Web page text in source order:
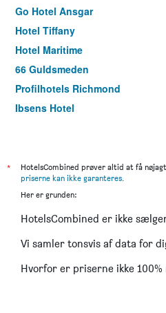
Go Hotel Ansgar
Hotel Tiffany
Hotel Maritime
66 Guldsmeden
Profilhotels Richmond
Ibsens Hotel
Best Western Plus Park
Savoy Hotel
Four Points Flex by Sheraton
Good Morning City Copenhagen
Hotel Bethel
*
HotelsCombined prøver altid at få
priserne kan ikke garanteres.
Her er grunden:
HotelsCombined er ikke
Vi samler tonsvis af data for
Hvorfor er priserne ikke 100%